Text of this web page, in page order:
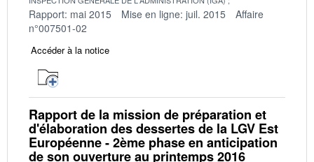
Rapport: mai 2015 Mise en ligne: juil. 2015
Affaire
n°007501-02
Accéder à la notice
Rapport de la mission de préparation et
d'élaboration des dessertes de la LGV Est
Européenne - 2ème phase en anticipation
de son ouverture au printemps 2016